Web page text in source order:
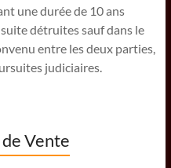
une durée de 10 ans
détruites sauf dans le
entre les deux parties,
judiciaires.
Vente